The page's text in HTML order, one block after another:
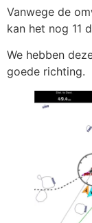
Vanwege de
kan het nog 11
We hebben
goede richting.